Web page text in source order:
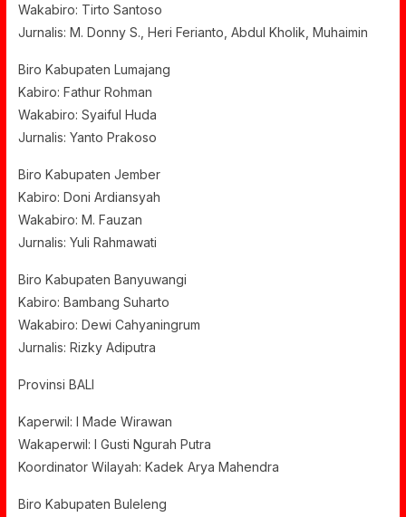
Wakabiro: Tirto Santoso
Jurnalis: M. Donny S., Heri Ferianto, Abdul Kholik, Muhaimin
Biro Kabupaten Lumajang
Kabiro: Fathur Rohman
Wakabiro: Syaiful Huda
Jurnalis: Yanto Prakoso
Biro Kabupaten Jember
Kabiro: Doni Ardiansyah
Wakabiro: M. Fauzan
Jurnalis: Yuli Rahmawati
Biro Kabupaten Banyuwangi
Kabiro: Bambang Suharto
Wakabiro: Dewi Cahyaningrum
Jurnalis: Rizky Adiputra
Provinsi BALI
Kaperwil: I Made Wirawan
Wakaperwil: I Gusti Ngurah Putra
Koordinator Wilayah: Kadek Arya Mahendra
Biro Kabupaten Buleleng